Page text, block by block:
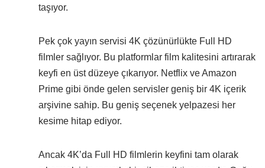
taşıyor.
Pek çok yayın servisi 4K çözünürlükte Full HD
filmler sağlıyor. Bu platformlar film kalitesini artırarak
keyfi en üst düzeye çıkarıyor. Netflix ve Amazon
Prime gibi önde gelen servisler geniş bir 4K içerik
arşivine sahip. Bu geniş seçenek yelpazesi her
kesime hitap ediyor.
Ancak 4K’da Full HD filmlerin keyfini tam olarak